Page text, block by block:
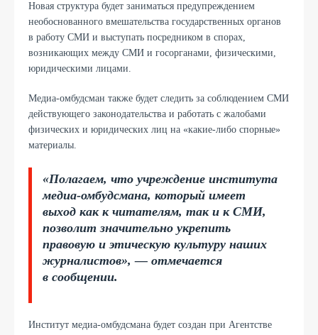
Новая структура будет заниматься предупреждением
необоснованного вмешательства государственных органов
в работу СМИ и выступать посредником в спорах,
возникающих между СМИ и госорганами, физическими,
юридическими лицами.
Медиа-омбудсман также будет следить за соблюдением СМИ
действующего законодательства и работать с жалобами
физических и юридических лиц на «какие-либо спорные»
материалы.
«Полагаем, что учреждение института
медиа-омбудсмана, который имеет
выход как к читателям, так и к СМИ,
позволит значительно укрепить
правовую и этическую культуру наших
журналистов», — отмечается
в сообщении.
Институт медиа-омбудсмана будет создан при Агентстве